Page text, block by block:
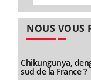
NOUS VOUS
Chikungunya,
sud de la France ?